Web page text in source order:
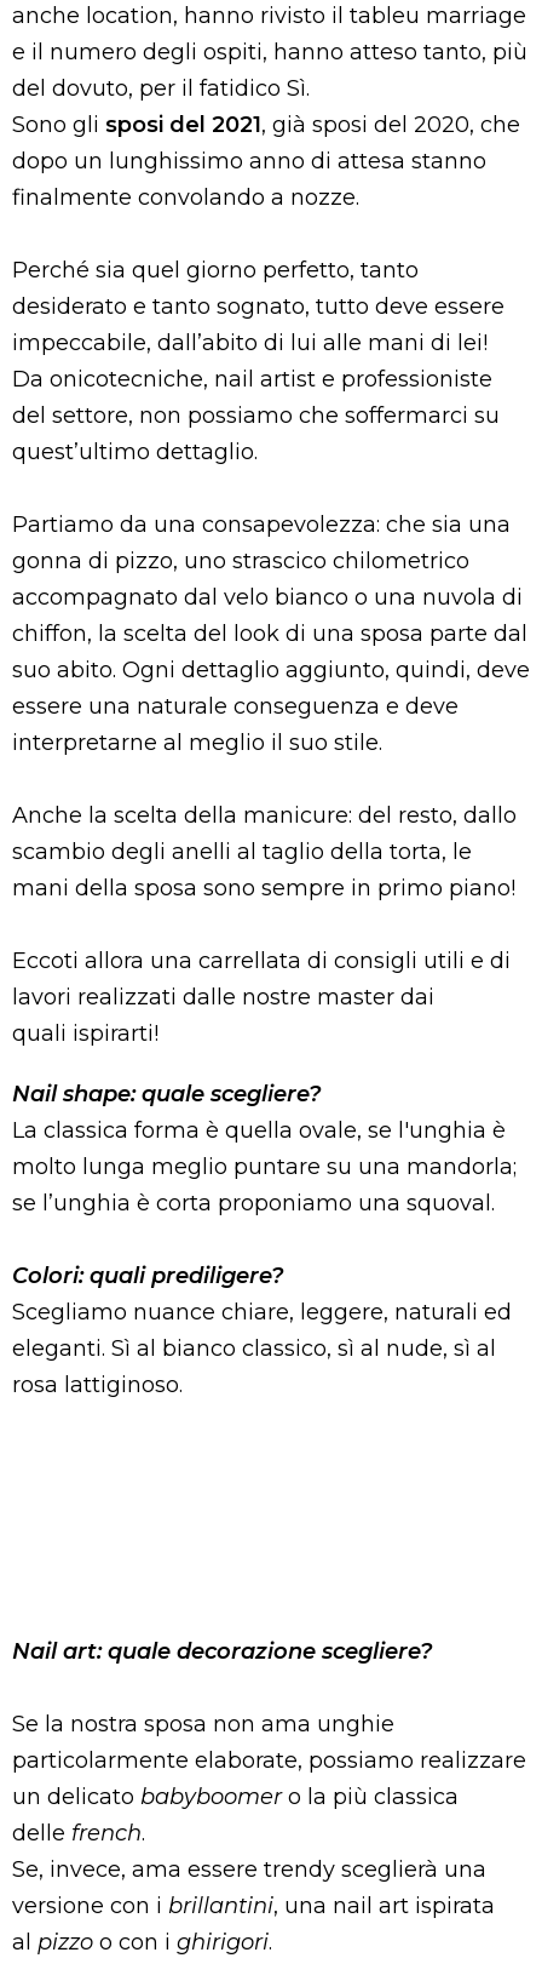
anche location, hanno rivisto il tableu marriage
e il numero degli ospiti, hanno atteso tanto, più
del dovuto, per il fatidico Sì.
Sono gli sposi del 2021, già sposi del 2020, che
dopo un lunghissimo anno di attesa stanno
finalmente convolando a nozze.
Perché sia quel giorno perfetto, tanto
desiderato e tanto sognato, tutto deve essere
impeccabile, dall’abito di lui alle mani di lei!
Da onicotecniche, nail artist e professioniste
del settore, non possiamo che soffermarci su
quest’ultimo dettaglio.
Partiamo da una consapevolezza: che sia una
gonna di pizzo, uno strascico chilometrico
accompagnato dal velo bianco o una nuvola di
chiffon, la scelta del look di una sposa parte dal
suo abito. Ogni dettaglio aggiunto, quindi, deve
essere una naturale conseguenza e deve
interpretarne al meglio il suo stile.
Anche la scelta della manicure: del resto, dallo
scambio degli anelli al taglio della torta, le
mani della sposa sono sempre in primo piano!
Eccoti allora una carrellata di consigli utili e di
lavori realizzati dalle nostre master dai
quali ispirarti!
Nail shape: quale scegliere?
La classica forma è quella ovale, se l'unghia è
molto lunga meglio puntare su una mandorla;
se l’unghia è corta proponiamo una squoval.
Colori: quali prediligere?
Scegliamo nuance chiare, leggere, naturali ed
eleganti. Sì al bianco classico, sì al nude, sì al
rosa lattiginoso.
Nail art: quale decorazione scegliere?
Se la nostra sposa non ama unghie
particolarmente elaborate, possiamo realizzare
un delicato babyboomero la più classica
delle french.
Se, invece, ama essere trendy sceglierà una
versione con i brillantini, una nail art ispirata
al pizzo o con i ghirigori.